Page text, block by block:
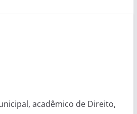
acadêmico de Direito,